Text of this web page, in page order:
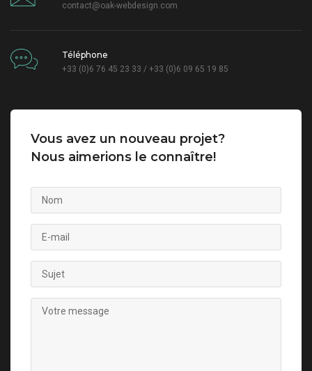
contact@oak-webdesign.com
Téléphone
+33 (0)6 76 45 23 33 / +33 (0)6 09 65 19 85
Vous avez un nouveau projet?
Nous aimerions le connaître!